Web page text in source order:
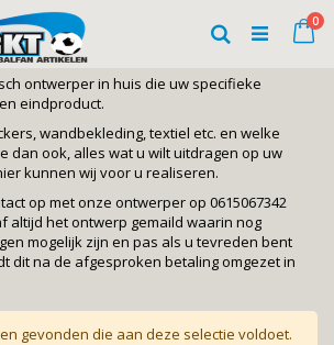
0
Zoeken
ontwerper in huis die uw specifieke
eindproduct.
wandbekleding, textiel etc. en welke
dan ook, alles wat u wilt uitdragen op uw
kunnen wij voor u realiseren.
op met onze ontwerper op 0615067342
altijd het ontwerp gemaild waarin nog
mogelijk zijn en pas als u tevreden bent
dit na de afgesproken betaling omgezet in
gevonden die aan deze selectie voldoet.